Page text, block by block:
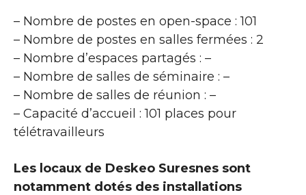
– Nombre de postes en open-space : 101
– Nombre de postes en salles fermées : 2
– Nombre d’espaces partagés : –
– Nombre de salles de séminaire : –
– Nombre de salles de réunion : –
– Capacité d’accueil : 101 places pour
télétravailleurs
Les locaux de Deskeo Suresnes sont
notamment dotés des installations